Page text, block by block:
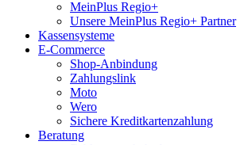
MeinPlus Regio+
Unsere MeinPlus Regio+ Partner
Kassensysteme
E-Commerce
Shop-Anbindung
Zahlungslink
Moto
Wero
Sichere Kreditkartenzahlung
Beratung